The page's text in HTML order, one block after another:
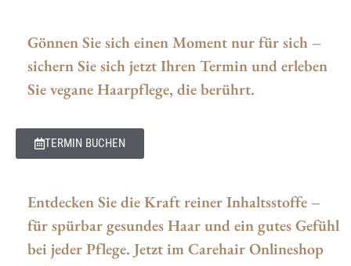
Gönnen Sie sich einen Moment nur für sich –
sichern Sie sich jetzt Ihren Termin und erleben
Sie vegane Haarpflege, die berührt.
TERMIN BUCHEN
Entdecken Sie die Kraft reiner Inhaltsstoffe –
für spürbar gesundes Haar und ein gutes Gefühl
bei jeder Pflege. Jetzt im Carehair Onlineshop